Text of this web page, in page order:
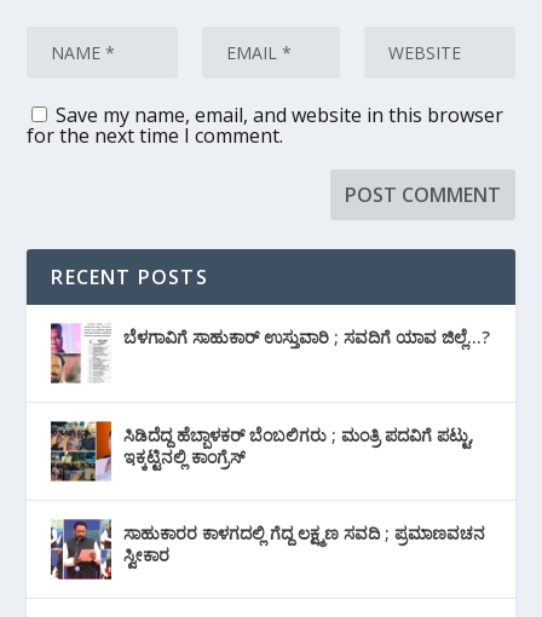
Save my name, email, and website in this browser
for the next time I comment.
RECENT POSTS
ಬೆಳಗಾವಿಗೆ ಸಾಹುಕಾರ್ ಉಸ್ತುವಾರಿ ; ಸವದಿಗೆ ಯಾವ ಜಿಲ್ಲೆ…?
ಸಿಡಿದೆದ್ದ ಹೆಬ್ಬಾಳಕರ್ ಬೆಂಬಲಿಗರು ; ಮಂತ್ರಿ ಪದವಿಗೆ ‌ಪಟ್ಟು,
ಇಕ್ಕಟ್ಟಿನಲ್ಲಿ ಕಾಂಗ್ರೆಸ್
ಸಾಹುಕಾರರ ಕಾಳಗದಲ್ಲಿ ಗೆದ್ದ ಲಕ್ಷ್ಮಣ ಸವದಿ ; ಪ್ರಮಾಣವಚನ
ಸ್ವೀಕಾರ